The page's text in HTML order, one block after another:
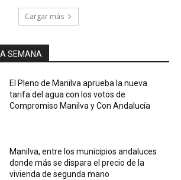
Cargar más
SEMANA
El Pleno de Manilva aprueba la nueva
tarifa del agua con los votos de
Compromiso Manilva y Con Andalucía
Manilva, entre los municipios andaluces
donde más se dispara el precio de la
vivienda de segunda mano